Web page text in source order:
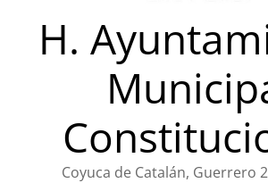
H.
Coyuca de Catalán, Guerrero